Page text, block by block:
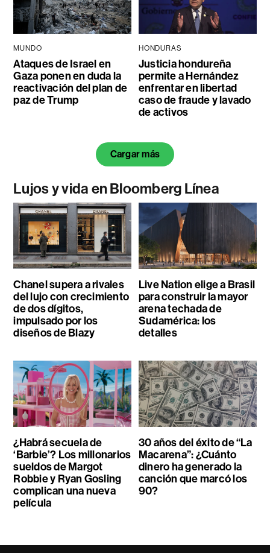
MUNDO
Ataques de Israel en
Gaza ponen en duda la
reactivación del plan de
paz de Trump
HONDURAS
Justicia hondureña
permite a Hernández
enfrentar en libertad
caso de fraude y lavado
de activos
Cargar más
Lujos y vida en Bloomberg Línea
Chanel supera a rivales
del lujo con crecimiento
de dos dígitos,
impulsado por los
diseños de Blazy
Live Nation elige a Brasil
para construir la mayor
arena techada de
Sudamérica: los
detalles
¿Habrá secuela de
‘Barbie’? Los millonarios
sueldos de Margot
Robbie y Ryan Gosling
complican una nueva
película
30 años del éxito de “La
Macarena”: ¿Cuánto
dinero ha generado la
canción que marcó los
90?